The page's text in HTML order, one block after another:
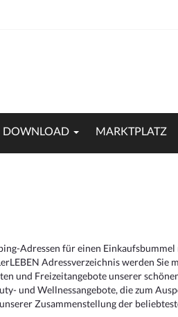
DOWNLOAD MARKTPLATZ
Adressen für einen
Adressverzeichnis werden Sie
und Freizeitangebote unserer
und Wellnessangebote, die zum
Zusammenstellung der